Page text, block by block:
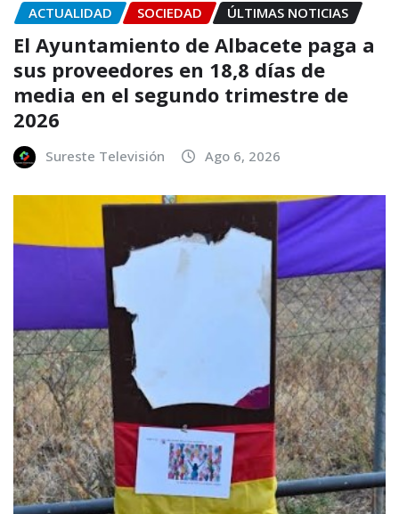
ACTUALIDAD SOCIEDAD ÚLTIMAS NOTICIAS
El Ayuntamiento de Albacete paga a
sus proveedores en 18,8 días de
media en el segundo trimestre de
2026
Sureste Televisión Ago 6, 2026